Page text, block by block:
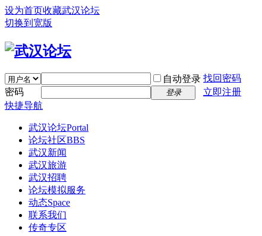
设为首页收藏武汉论坛
切换到宽版
自动登录 找回密码
密码
登录
立即注册
快捷导航
武汉论坛Portal
论坛社区BBS
武汉新闻
武汉旅游
武汉招聘
论坛模拟服务
动态Space
联系我们
传奇专区